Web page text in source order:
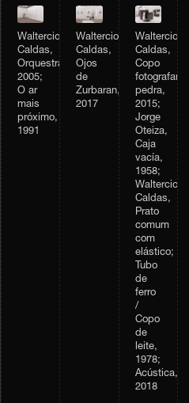
Waltercio
Caldas,
Orquestra,
2005;
O ar
mais
próximo,
1991
Waltercio
Caldas,
Ojos
de
Zurbaran,
2017
Waltercio
Caldas,
Copo
fotografando
pedra,
2015;
Jorge
Oteiza,
Caja
vacía,
1958;
Waltercio
Caldas,
Prato
comum
com
elástico;
Tubo
de
ferro
/
Copo
de
leite,
1978;
Acústica,
2018